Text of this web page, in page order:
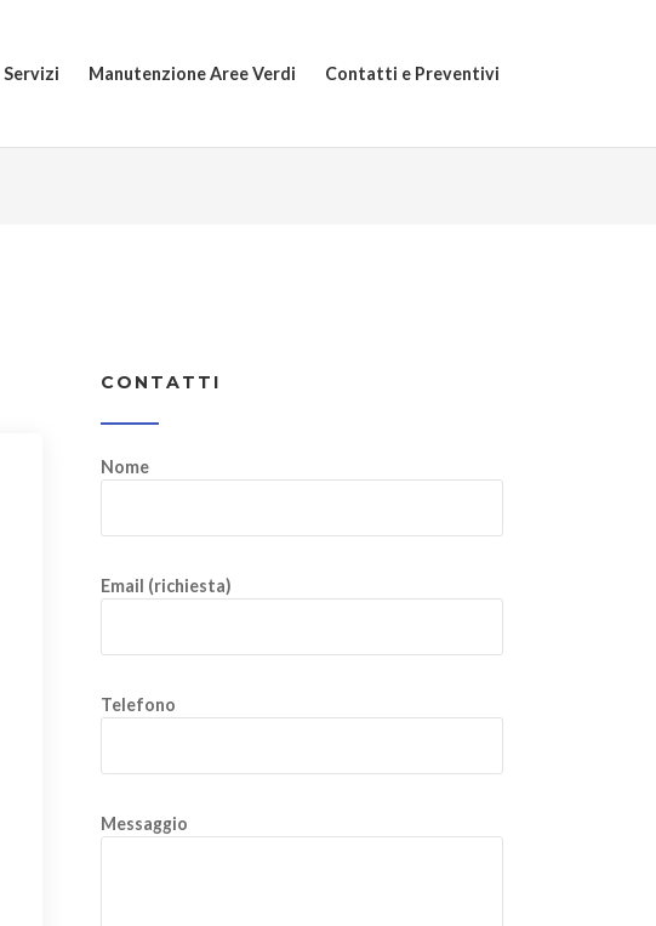
Servizi Manutenzione Aree Verdi Contatti e Preventivi
CONTATTI
Nome
Email (richiesta)
Telefono
Messaggio